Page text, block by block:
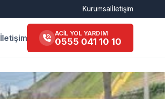
Kurumsalİletişim
İletişim ACİL YOL YARDIM
0555 041 10 10